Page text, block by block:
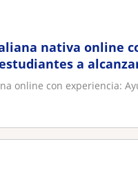
nativa online
a
online con experiencia: